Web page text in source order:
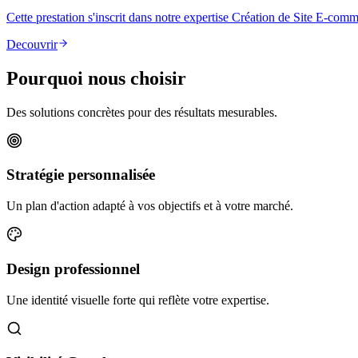
Cette prestation s'inscrit dans notre expertise Création de Site E-
Decouvrir
Pourquoi nous choisir
Des solutions concrètes pour des résultats mesurables.
Stratégie personnalisée
Un plan d'action adapté à vos objectifs et à votre marché.
Design professionnel
Une identité visuelle forte qui reflète votre expertise.